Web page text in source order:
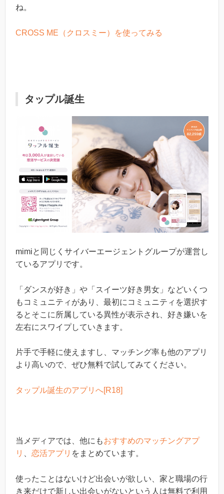
ね。
CROSS ME（クロスミー）を使ってみる
タップル誕生
mimiと同じくサイバーエージェントグループが運営し
ているアプリです。
「ダンスが好き」や「スイーツ好き男女」などいくつ
もコミュニティがあり、最初にコミュニティを選択す
るとそこに所属している異性が表示され、好き嫌いを
左右にスワイプしていきます。
片手で手軽に使えますし、マッチング率も他のアプリ
より高いので、ぜひ無料で試してみてください。
タップル誕生のアプリへ[R18]
当メディアでは、他にもおすすめのマッチングアプ
リ
恋活アプリ をまとめています。
使ったことはないけど出会いが欲しい、家と職場の行
き来だけで新しい出会いがないという人は無料で利用